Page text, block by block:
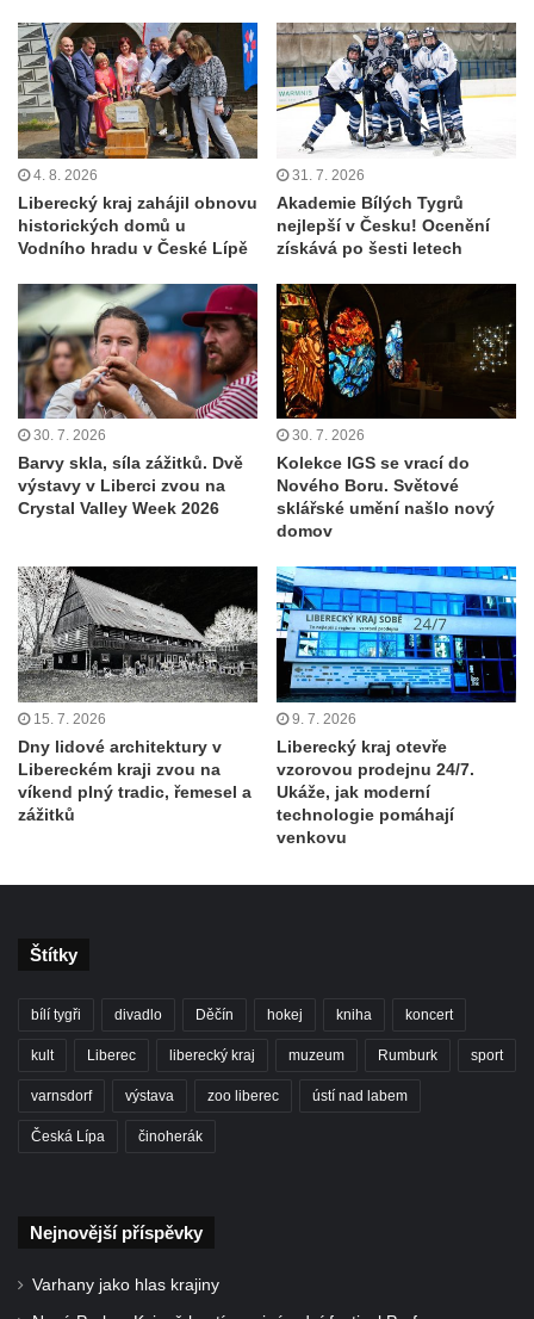
4. 8. 2026
Liberecký kraj zahájil obnovu
historických domů u
Vodního hradu v České Lípě
31. 7. 2026
Akademie Bílých Tygrů
nejlepší v Česku! Ocenění
získává po šesti letech
30. 7. 2026
Barvy skla, síla zážitků. Dvě
výstavy v Liberci zvou na
Crystal Valley Week 2026
30. 7. 2026
Kolekce IGS se vrací do
Nového Boru. Světové
sklářské umění našlo nový
domov
15. 7. 2026
Dny lidové architektury v
Libereckém kraji zvou na
víkend plný tradic, řemesel a
zážitků
9. 7. 2026
Liberecký kraj otevře
vzorovou prodejnu 24/7.
Ukáže, jak moderní
technologie pomáhají
venkovu
Štítky
bílí tygři divadlo Děčín hokej kniha koncert
kult Liberec liberecký kraj muzeum Rumburk sport
varnsdorf výstava zoo liberec ústí nad labem
Česká Lípa činoherák
Nejnovější příspěvky
Varhany jako hlas krajiny